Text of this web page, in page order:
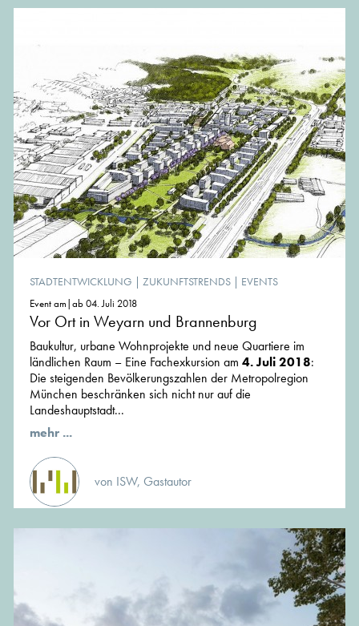
STADTENTWICKLUNG | ZUKUNFTSTRENDS | EVENTS
Event am|ab 04. Juli 2018
Vor Ort in Weyarn und Brannenburg
Baukultur, urbane Wohnprojekte und neue Quartiere im
ländlichen Raum – Eine Fachexkursion am 4. Juli 2018:
Die steigenden Bevölkerungszahlen der Metropolregion
München beschränken sich nicht nur auf die
Landeshauptstadt...
mehr ...
von ISW, Gastautor